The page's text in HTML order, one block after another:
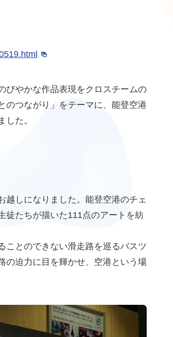
びやかな作品表現をクロスチームの
のつながり」をテーマに、能登空港
した。
越しになりました。能登空港のチェ
徒たちが描いた111点のアートを紡
ことのできない滑走路を巡るバスツ
の迫力に目を輝かせ、空港という場